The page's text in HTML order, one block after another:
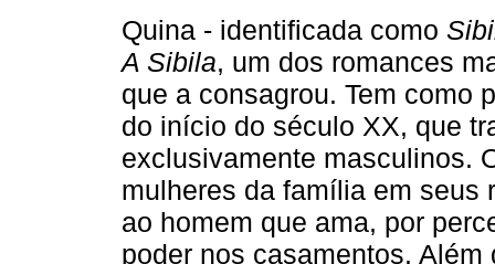
Quina - identificada como
A Sibila, um dos romances
que a consagrou. Tem como
do início do século XX, que
exclusivamente masculinos.
mulheres da família em seus
ao homem que ama, por
poder nos casamentos.